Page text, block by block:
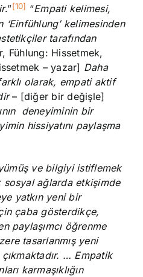
.”[10] “Empati kelimesi,
kelimesinden
tarafından
Fühlung: Hissetmek,
– yazar] Daha
olarak, empati aktif
– [diğer bir değişle]
deneyiminin bir
hissiyatını paylaşma
ve bilgiyi istiflemek
sosyal ağlarda etkişimde
yatkın yeni bir
çaba gösterdikçe,
paylaşımcı öğrenme
tasarlanmış yeni
… Empatik
karmaşıklığın